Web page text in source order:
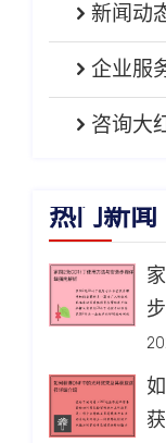
新闻动
企业服
咨询大
热门新闻